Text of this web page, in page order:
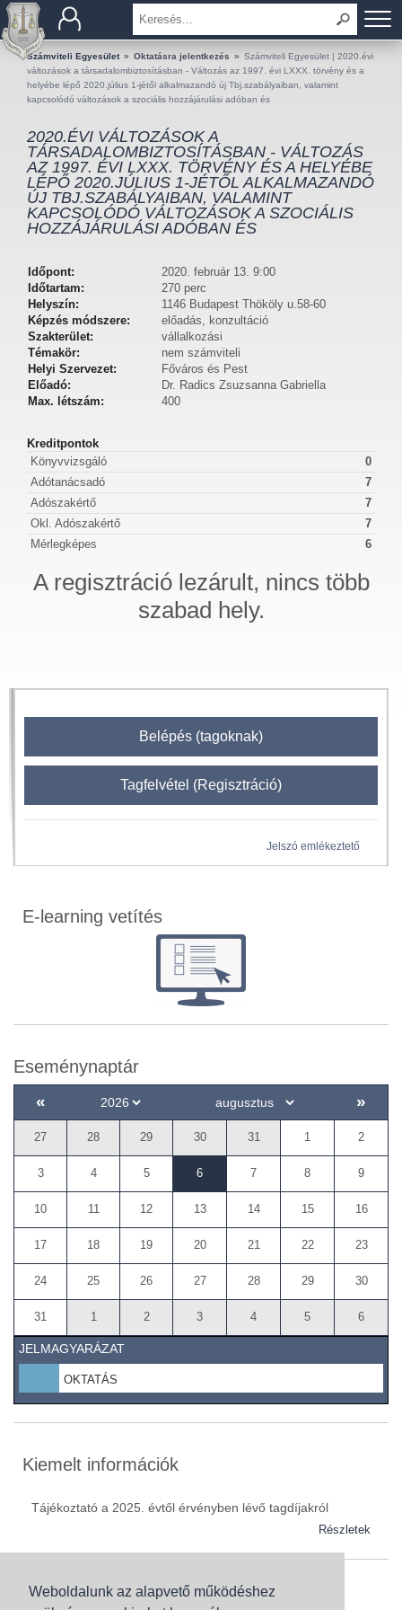
Weboldalunk az alapvető működéshez
BEMUTATKOZÁS
TAGOK
OKTATÁS
KÉRDÉSEK ÉS VÁLASZOK
TUDÁSTÁR
KIADVÁNYOK
KAPCSOLAT
Számviteli Egyesület » Oktatásra jelentkezés » Számviteli Egyesület | 2020.évi
változások a társadalombiztosításban - Változás az 1997. évi LXXX. törvény és a
helyébe lépő 2020.július 1-jétől alkalmazandó új Tbj.szabályaiban, valamint
kapcsolódó változások a szociális hozzájárulási adóban és
2020.ÉVI VÁLTOZÁSOK A
TÁRSADALOMBIZTOSÍTÁSBAN - VÁLTOZÁS
AZ 1997. ÉVI LXXX. TÖRVÉNY ÉS A HELYÉBE
LÉPŐ 2020.JÚLIUS 1-JÉTŐL ALKALMAZANDÓ
ÚJ TBJ.SZABÁLYAIBAN, VALAMINT
KAPCSOLÓDÓ VÁLTOZÁSOK A SZOCIÁLIS
HOZZÁJÁRULÁSI ADÓBAN ÉS
Időpont:
2020. február 13. 9:00
Időtartam:
270 perc
Helyszín:
1146 Budapest Thököly u.58-60
Képzés módszere:
előadás, konzultáció
Szakterület:
vállalkozási
Témakör:
nem számviteli
Helyi Szervezet:
Főváros és Pest
Előadó:
Dr. Radics Zsuzsanna Gabriella
Max. létszám:
400
Kreditpontok
Könyvvizsgáló
0
Adótanácsadó
7
Adószakértő
7
Okl. Adószakértő
7
Mérlegképes
6
A regisztráció lezárult, nincs több
szabad hely.
Belépés (tagoknak)
Tagfelvétel (Regisztráció)
Jelszó emlékeztető
E-learning vetítés
Eseménynaptár
« »
27 28 29 30 31 1 2
3 4 5 6 7 8 9
10 11 12 13 14 15 16
17 18 19 20 21 22 23
24 25 26 27 28 29 30
31 1 2 3 4 5 6
JELMAGYARÁZAT
OKTATÁS
Kiemelt információk
Tájékoztató a 2025. évtől érvényben lévő tagdíjakról
Részletek
Szaknévsor